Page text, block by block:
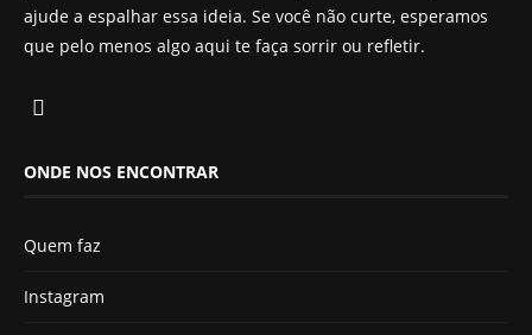
ajude a espalhar essa ideia. Se você não curte, esperamos
que pelo menos algo aqui te faça sorrir ou refletir.
ONDE NOS ENCONTRAR
Quem faz
Instagram